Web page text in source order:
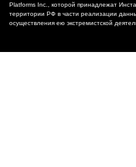
Platforms Inc., которой принадлежат
территории РФ в части реализации
осуществления ею экстремистской